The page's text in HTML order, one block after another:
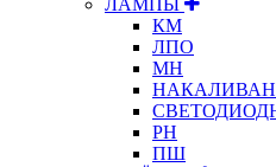
КМ
ЛПО
МН
РН
ПШ